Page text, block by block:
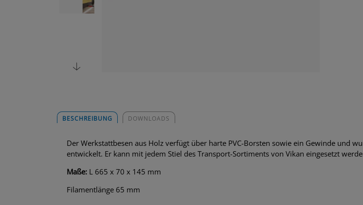
BESCHREIBUNG DOWNLOADS
Der Werkstattbesen aus Holz verfügt über harte PVC-Borsten sowie ein Gewinde und
entwickelt. Er kann mit jedem Stiel des Transport-Sortiments von Vikan eingesetzt
Maße: L 665 x 70 x 145 mm
Filamentlänge 65 mm